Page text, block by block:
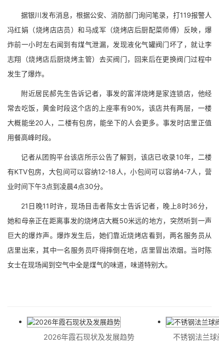
据银川发布消息，根据公安、消防部门询问笔录，打119报警人
冯红娟（烧烤店店员）和马成军（烧烤店后厨配菜师傅）反映，爆
炸前一小时左右闻到有煤气泄漏，发现液化气罐阀门坏了，就让李
志翔（烧烤店后厨烧烤主管）去买阀门，回来后在更换阀门过程中
发生了爆炸。
附近居民郝先生告诉记者，事发的富洋烧烤是家连锁店，他经
常去吃饭，黄金时段这个店的上座率有90%，该店共有两层，一楼
大概能坐20人，二楼有包房，能坐下的人会更多。事发时店里正值
用餐高峰时段。
记者从团购平台该店所示公告了解到，该店已收录10年，二楼
有KTV包房，大包间可以容纳12-18人，小包间可以容纳4-7人，营
业时间下午3点到凌晨4点30分。
21日晚11时许，现场目击者陈女士告诉记者，晚上8时36分，
她和母亲正在距离事发的烧烤店大概50米远的地方，突然听到一声
巨大的爆炸声。爆炸发生后，她们靠近烧烤店看到，两名服务员从
店里出来，其中一名服务员吓得摔倒在地，店里冒出浓烟。当时陈
女士在现场闻到空气中全是煤气的味道，味道特别大。
2026年霞石现状及发展趋势 不锈钢法兰球